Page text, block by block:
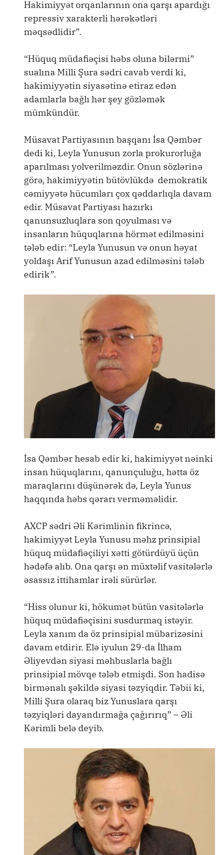
Hakimiyyət orqanlarının ona qarşı apardığı
repressiv xarakterli hərəkətləri
məqsədlidir”.
“Hüquq müdafiəçisi həbs oluna bilərmi”
sualına Milli Şura sədri cavab verdi ki,
hakimiyyətin siyasətinə etiraz edən
adamlarla bağlı hər şey gözləmək
mümkündür.
Müsavat Partiyasının başqanı İsa Qəmbər
dedi ki, Leyla Yunusun zorla prokurorluğa
aparılması yolverilməzdir. Onun sözlərinə
görə, hakimiyyətin bütövlükdə demokratik
cəmiyyətə hücumları çox qəddarlıqla davam
edir. Müsavat Partiyası hazırkı
qanunsuzluqlara son qoyulması və
insanların hüquqlarına hörmət edilməsini
tələb edir: “Leyla Yunusun və onun həyat
yoldaşı Arif Yunusun azad edilməsini tələb
edirik”.
İsa Qəmbər hesab edir ki, hakimiyyət nəinki
insan hüquqlarını, qanunçuluğu, hətta öz
maraqlarını düşünərək də, Leyla Yunus
haqqında həbs qərarı verməməlidir.
AXCP sədri Əli Kərimlinin fikrincə,
hakimiyyət Leyla Yunusu məhz prinsipial
hüquq müdafiəçiliyi xətti götürdüyü üçün
hədəfə alıb. Ona qarşı ən müxtəlif vasitələrlə
əsassız ittihamlar irəli sürürlər.
“Hiss olunur ki, hökumət bütün vasitələrlə
hüquq müdafiəçisini susdurmaq istəyir.
Leyla xanım da öz prinsipial mübarizəsini
davam etdirir. Elə iyulun 29-da İlham
Əliyevdən siyasi məhbuslarla bağlı
prinsipial mövqe tələb etmişdi. Son hadisə
birmənalı şəkildə siyasi təzyiqdir. Təbii ki,
Milli Şura olaraq biz Yunuslara qarşı
təzyiqləri dayandırmağa çağırırıq” – Əli
Kərimli belə deyib.